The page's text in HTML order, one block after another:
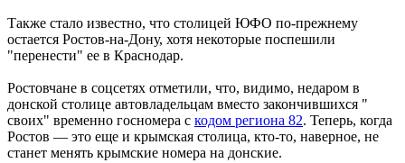
Также стало известно, что столицей ЮФО по-прежнему
остается Ростов-на-Дону, хотя некоторые поспешили
"перенести" ее в Краснодар.
Ростовчане в соцсетях отметили, что, видимо, недаром в
донской столице автовладельцам вместо закончившихся "
своих" временно госномера с кодом региона 82. Теперь, когда
Ростов — это еще и крымская столица, кто-то, наверное, не
станет менять крымские номера на донские.